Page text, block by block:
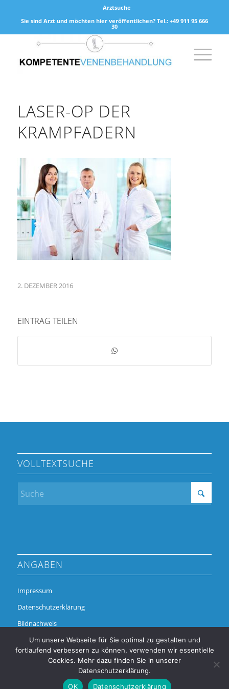
Arztsuche
Sie sind Arzt und möchten hier veröffentlichen? Tel.: +49 911 95 666
30
LASER-OP DER
KRAMPFADERN
2. DEZEMBER 2016
EINTRAG TEILEN
VOLLTEXTSUCHE
ANGABEN
Impressum
Datenschutzerklärung
Bildnachweis
© Copyright - Alchimedus Management GmbH
Um unsere Webseite für Sie optimal zu gestalten und
fortlaufend verbessern zu können, verwenden wir essentielle
Cookies. Mehr dazu finden Sie in unserer
Datenschutzerklärung.
OK
Datenschutzerklärung